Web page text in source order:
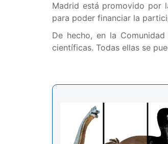
Madrid está promovido por
para poder financiar la
De hecho, en la
científicas. Todas ellas se